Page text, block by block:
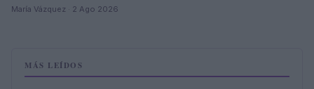
María Vázquez · 2 Ago 2026
MÁS LEÍDOS